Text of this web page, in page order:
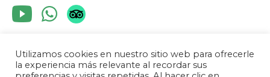
Utilizamos cookies en nuestro sitio web para ofrecerle
la experiencia más relevante al recordar sus